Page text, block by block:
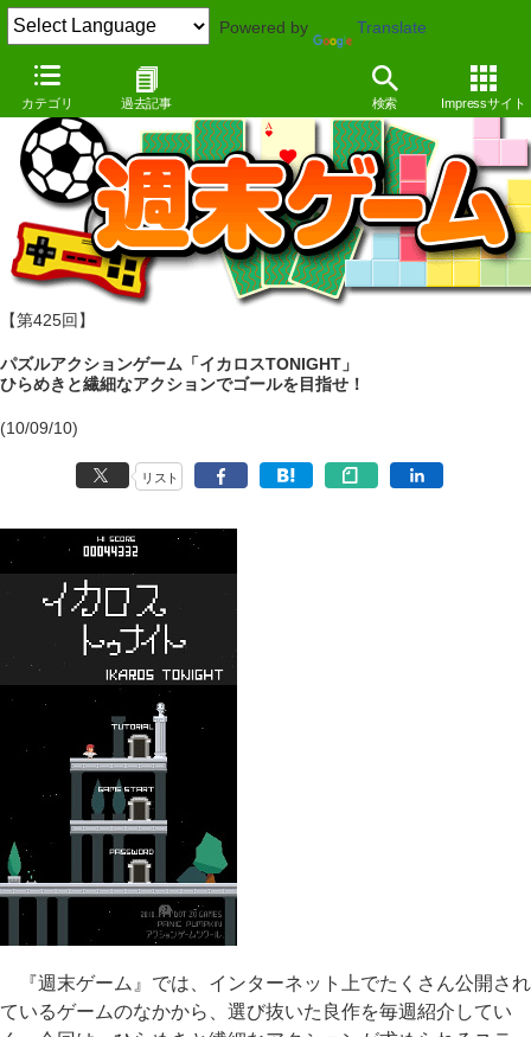
Powered by Translate
カテゴリ 過去記事 検索 Impressサイト
【第425回】
パズルアクションゲーム「イカロスTONIGHT」
ひらめきと繊細なアクションでゴールを目指せ！
(10/09/10)
リスト
『週末ゲーム』では、インターネット上でたくさん公開され
ているゲームのなかから、選び抜いた良作を毎週紹介してい